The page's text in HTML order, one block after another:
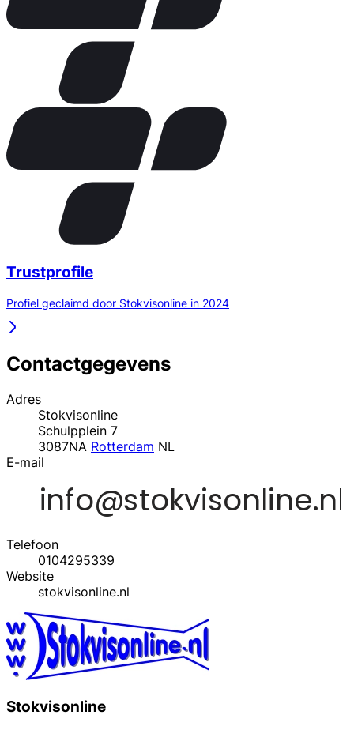
Trustprofile
Profiel geclaimd door Stokvisonline in 2024
Contactgegevens
Adres
Stokvisonline
Schulpplein 7
3087NA Rotterdam NL
E-mail
Telefoon
0104295339
Website
stokvisonline.nl
Stokvisonline